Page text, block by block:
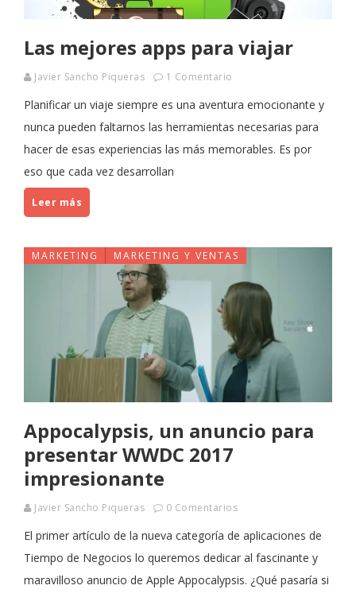
Las mejores apps para viajar
Javier Sancho Piqueras 1 Comentario
Planificar un viaje siempre es una aventura emocionante y
nunca pueden faltarnos las herramientas necesarias para
hacer de esas experiencias las más memorables. Es por
eso que cada vez desarrollan
Leer más
MARKETING MARKETING Y VENTAS
Appocalypsis, un anuncio para
presentar WWDC 2017
impresionante
Javier Sancho Piqueras 0 Comentarios
El primer artículo de la nueva categoría de aplicaciones de
Tiempo de Negocios lo queremos dedicar al fascinante y
maravilloso anuncio de Apple Appocalypsis. ¿Qué pasaría si